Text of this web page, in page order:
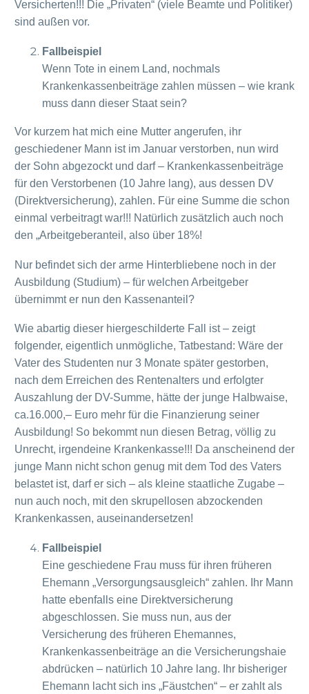
Versicherten!!! Die „Privaten“ (viele Beamte und Politiker)
sind außen vor.
Fallbeispiel
Wenn Tote in einem Land, nochmals
Krankenkassenbeiträge zahlen müssen – wie krank
muss dann dieser Staat sein?
Vor kurzem hat mich eine Mutter angerufen, ihr
geschiedener Mann ist im Januar verstorben, nun wird
der Sohn abgezockt und darf – Krankenkassenbeiträge
für den Verstorbenen (10 Jahre lang), aus dessen DV
(Direktversicherung), zahlen. Für eine Summe die schon
einmal verbeitragt war!!! Natürlich zusätzlich auch noch
den „Arbeitgeberanteil, also über 18%!
Nur befindet sich der arme Hinterbliebene noch in der
Ausbildung (Studium) – für welchen Arbeitgeber
übernimmt er nun den Kassenanteil?
Wie abartig dieser hiergeschilderte Fall ist – zeigt
folgender, eigentlich unmögliche, Tatbestand: Wäre der
Vater des Studenten nur 3 Monate später gestorben,
nach dem Erreichen des Rentenalters und erfolgter
Auszahlung der DV-Summe, hätte der junge Halbwaise,
ca.16.000,– Euro mehr für die Finanzierung seiner
Ausbildung! So bekommt nun diesen Betrag, völlig zu
Unrecht, irgendeine Krankenkasse!!! Da anscheinend der
junge Mann nicht schon genug mit dem Tod des Vaters
belastet ist, darf er sich – als kleine staatliche Zugabe –
nun auch noch, mit den skrupellosen abzockenden
Krankenkassen, auseinandersetzen!
Fallbeispiel
Eine geschiedene Frau muss für ihren früheren
Ehemann „Versorgungsausgleich“ zahlen. Ihr Mann
hatte ebenfalls eine Direktversicherung
abgeschlossen. Sie muss nun, aus der
Versicherung des früheren Ehemannes,
Krankenkassenbeiträge an die Versicherungshaie
abdrücken – natürlich 10 Jahre lang. Ihr bisheriger
Ehemann lacht sich ins „Fäustchen“ – er zahlt als